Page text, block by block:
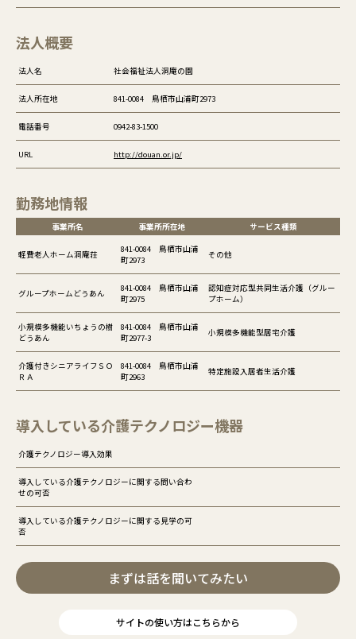
法人概要
法人名 社会福祉法人洞庵の園
法人所在地 841-0084 鳥栖市山浦町2973
電話番号 0942-83-1500
URL http://douan.or.jp/
勤務地情報
事業所名 事業所所在地 サービス種類
軽費老人ホーム洞庵荘
841-0084 鳥栖市山浦
町2973
その他
グループホームどうあん
841-0084 鳥栖市山浦
町2975
認知症対応型共同生活介護（グルー
プホーム）
小規模多機能いちょうの樹
どうあん
841-0084 鳥栖市山浦
町2977-3
小規模多機能型居宅介護
介護付きシニアライフＳＯ
ＲＡ
841-0084 鳥栖市山浦
町2963
特定施設入居者生活介護
導入している介護テクノロジー機器
介護テクノロジー導入効果
導入している介護テクノロジーに関する問い合わ
せの可否
導入している介護テクノロジーに関する見学の可
否
まずは話を聞いてみたい
サイトの使い方はこちらから